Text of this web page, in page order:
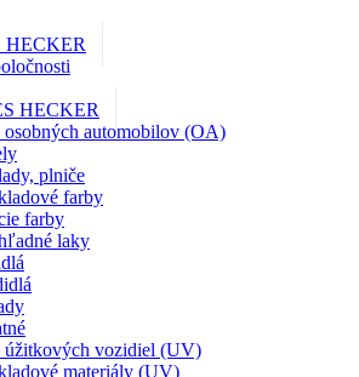
HECKER
HECKER
osobných automobilov (OA)
plniče
farby
farby
laky
úžitkových vozidiel (UV)
materiály (UV)